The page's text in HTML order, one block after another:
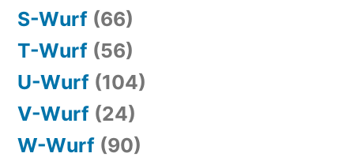
S-Wurf (66)
T-Wurf (56)
U-Wurf (104)
V-Wurf (24)
W-Wurf (90)